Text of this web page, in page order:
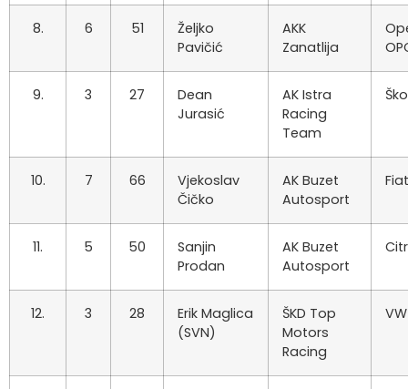
8. 6 51
Željko
Pavičić
AKK
Zanatlija
9. 3 27
Dean
Jurasić
AK Istra
Racing
Team
10. 7 66
Vjekoslav
Čičko
AK Buzet
Autosport
11. 5 50
Sanjin
Prodan
AK Buzet
Autosport
12. 3 28
Erik Maglica
(SVN)
ŠKD Top
Motors
Racing